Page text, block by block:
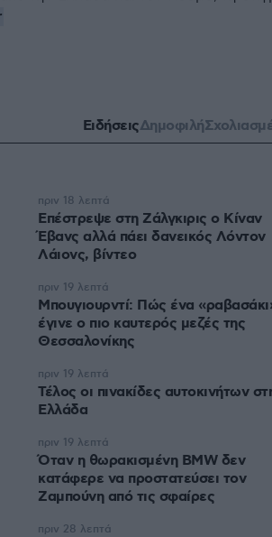
ΕιδήσειςΔημοφιλή
Επέστρεψε στη Ζάλγκιρις ο Κίναν
Έβανς αλλά πάει δανεικός Λόντον
Λάιονς, βίντεο
πριν 18 λεπτά
Μπουγιουρντί: Πώς ένα
έγινε ο πιο καυτερός μεζές της
Θεσσαλονίκης
πριν 19 λεπτά
Τέλος οι πινακίδες αυτοκινήτων
Ελλάδα
πριν 19 λεπτά
Όταν η θωρακισμένη BMW δεν
κατάφερε να προστατεύσει τον
Ζαμπούνη από τις σφαίρες
πριν 19 λεπτά
πριν 28 λεπτά